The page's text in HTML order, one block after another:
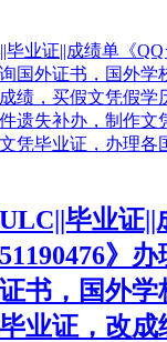
毕业证||
》
书，国外学
业证，改成